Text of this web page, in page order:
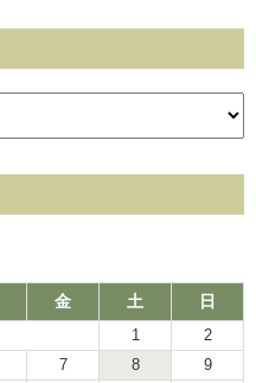
金 土 日
1
2
7 8
9